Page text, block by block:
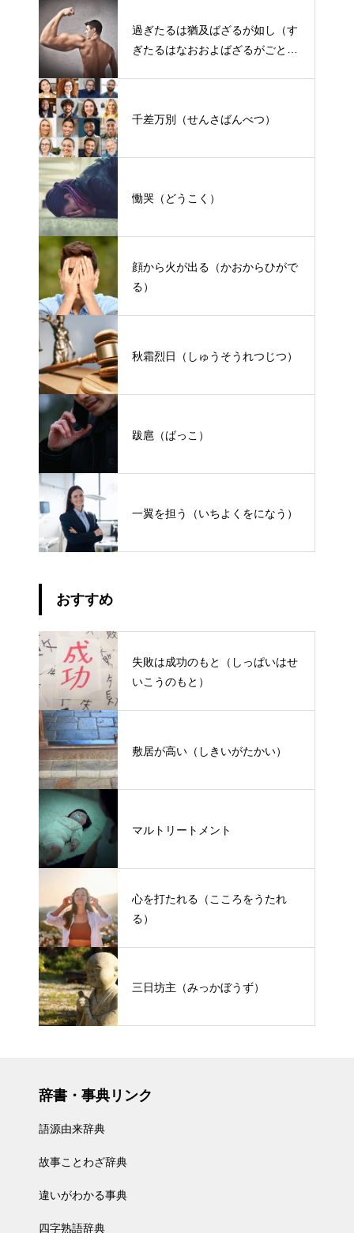
過ぎたるは猶及ばざるが如し（す
ぎたるはなおおよばざるがごと
千差万別（せんさばんべつ）
慟哭（どうこく）
顔から火が出る（かおからひがで
る）
秋霜烈日（しゅうそうれつじつ）
跋扈（ばっこ）
一翼を担う（いちよくをになう）
おすすめ
失敗は成功のもと（しっぱいはせ
いこうのもと）
敷居が高い（しきいがたかい）
マルトリートメント
心を打たれる（こころをうたれ
る）
三日坊主（みっかぼうず）
辞書・事典リンク
語源由来辞典
故事ことわざ辞典
違いがわかる事典
四字熟語辞典